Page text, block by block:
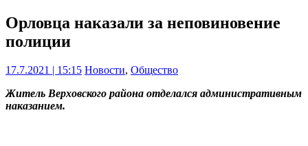
Орловца наказали за неповиновение
полиции
17.7.2021 | 15:15 Новости, Общество
Житель Верховского района отделался административным
наказанием.